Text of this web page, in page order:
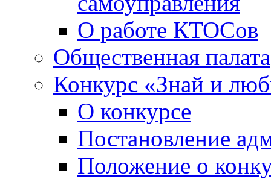
О работе КТОСов
Общественная палата
Конкурс «Знай и
О конкурсе
Постановление
Положение о